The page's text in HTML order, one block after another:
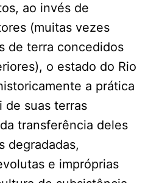
ao invés de
(muitas vezes
de terra concedidos
o estado do Rio
a prática
de suas terras
transferência deles
degradadas,
e impróprias